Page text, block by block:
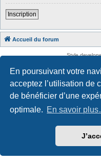
En poursuivant votre
acceptez l’utilisation de
de bénéficier d’une
optimale. En savoir
Inscription
Accueil du forum
Style
Traduction